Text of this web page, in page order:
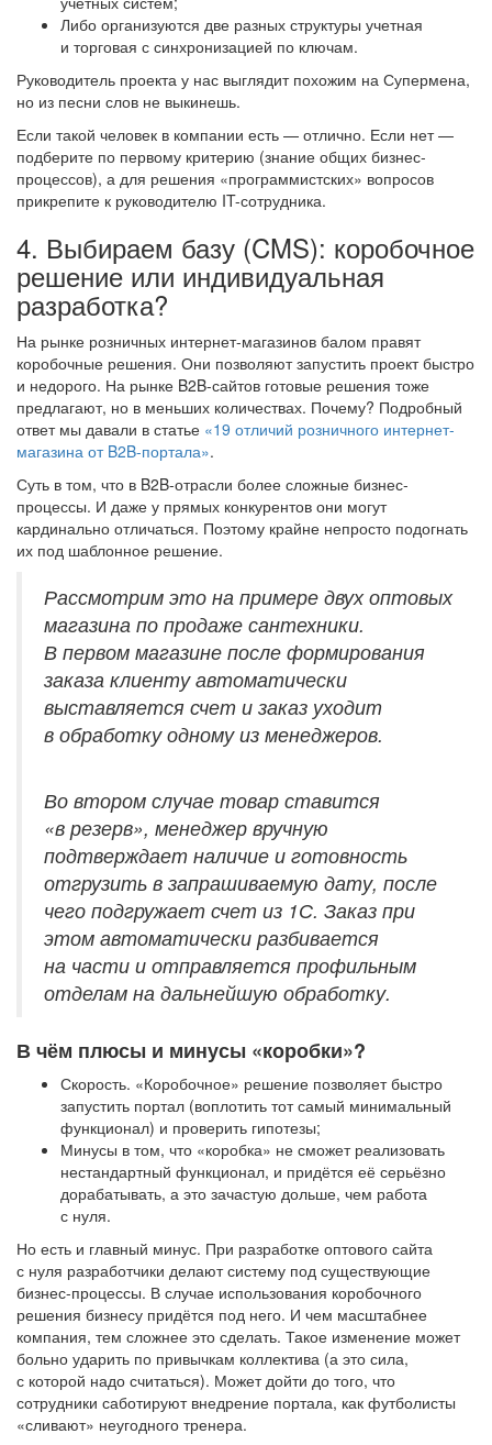
Либо организуются две разных структуры учетная
и торговая с синхронизацией по ключам.
Руководитель проекта у нас выглядит похожим на Супермена,
но из песни слов не выкинешь.
Если такой человек в компании есть — отлично. Если нет —
подберите по первому критерию (знание общих бизнес-
процессов), а для решения «программистских» вопросов
прикрепите к руководителю IT-сотрудника.
4. Выбираем базу (CMS): коробочное
решение или индивидуальная
разработка?
На рынке розничных интернет-магазинов балом правят
коробочные решения. Они позволяют запустить проект быстро
и недорого. На рынке B2B-сайтов готовые решения тоже
предлагают, но в меньших количествах. Почему? Подробный
ответ мы давали в статье «19 отличий розничного интернет-
магазина от B2B-портала».
Суть в том, что в B2B-отрасли более сложные бизнес-
процессы. И даже у прямых конкурентов они могут
кардинально отличаться. Поэтому крайне непросто подогнать
их под шаблонное решение.
Рассмотрим это на примере двух оптовых
магазина по продаже сантехники.
В первом магазине после формирования
заказа клиенту автоматически
выставляется счет и заказ уходит
в обработку одному из менеджеров.
Во втором случае товар ставится
«в резерв», менеджер вручную
подтверждает наличие и готовность
отгрузить в запрашиваемую дату, после
чего подгружает счет из 1С. Заказ при
этом автоматически разбивается
на части и отправляется профильным
отделам на дальнейшую обработку.
В чём плюсы и минусы «коробки»?
Скорость. «Коробочное» решение позволяет быстро
запустить портал (воплотить тот самый минимальный
функционал) и проверить гипотезы;
Минусы в том, что «коробка» не сможет реализовать
нестандартный функционал, и придётся её серьёзно
дорабатывать, а это зачастую дольше, чем работа
с нуля.
Но есть и главный минус. При разработке оптового сайта
с нуля разработчики делают систему под существующие
бизнес-процессы. В случае использования коробочного
решения бизнесу придётся под него. И чем масштабнее
компания, тем сложнее это сделать. Такое изменение может
больно ударить по привычкам коллектива (а это сила,
с которой надо считаться). Может дойти до того, что
сотрудники саботируют внедрение портала, как футболисты
«сливают» неугодного тренера.